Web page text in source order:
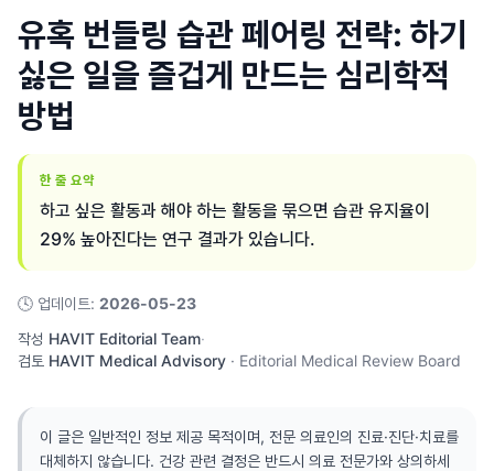
유혹 번들링 습관 페어링 전략: 하기
싫은 일을 즐겁게 만드는 심리학적
방법
한 줄 요약
하고 싶은 활동과 해야 하는 활동을 묶으면 습관 유지율이
29% 높아진다는 연구 결과가 있습니다.
🕓 업데이트: 2026-05-23
작성 HAVIT Editorial Team·
검토 HAVIT Medical Advisory · Editorial Medical Review Board
이 글은 일반적인 정보 제공 목적이며, 전문 의료인의 진료·진단·치료를
대체하지 않습니다. 건강 관련 결정은 반드시 의료 전문가와 상의하세